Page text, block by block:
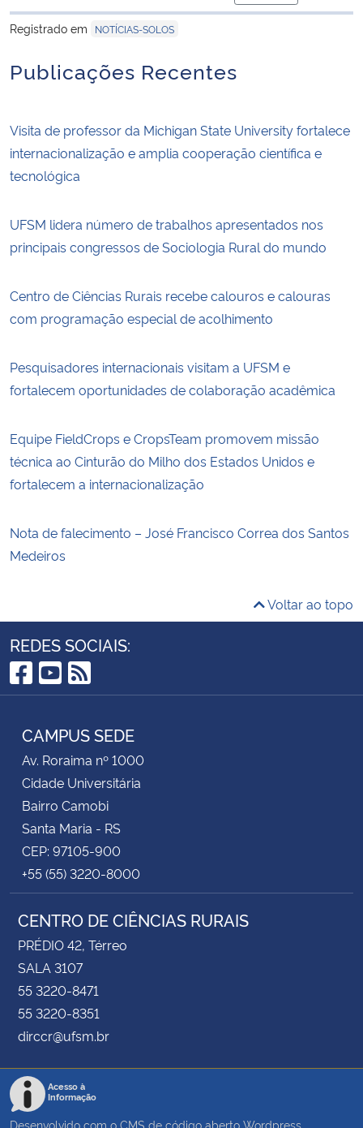
para área de
Registrado em
NOTÍCIAS-SOLOS
Publicações Recentes
Visita de professor da Michigan State University fortalece
internacionalização e amplia cooperação científica e
tecnológica
UFSM lidera número de trabalhos apresentados nos
principais congressos de Sociologia Rural do mundo
Centro de Ciências Rurais recebe calouros e calouras
com programação especial de acolhimento
Pesquisadores internacionais visitam a UFSM e
fortalecem oportunidades de colaboração acadêmica
Equipe FieldCrops e CropsTeam promovem missão
técnica ao Cinturão do Milho dos Estados Unidos e
fortalecem a internacionalização
Nota de falecimento – José Francisco Correa dos Santos
Medeiros
Voltar ao topo
REDES SOCIAIS:
Facebook
YouTube
RSS
CAMPUS SEDE
Av. Roraima nº 1000
Cidade Universitária
Bairro Camobi
Santa Maria - RS
CEP: 97105-900
+55 (55) 3220-8000
CENTRO DE CIÊNCIAS RURAIS
PRÉDIO 42, Térreo
SALA 3107
55 3220-8471
55 3220-8351
dirccr@ufsm.br
Acesso à
Informação
Desenvolvido com o CMS de código aberto Wordpress